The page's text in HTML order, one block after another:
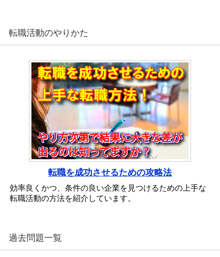
転職活動のやりかた
転職を成功させるための攻略法
効率良くかつ、条件の良い企業を見つけるための上手な
転職活動の方法を紹介しています。
過去問題一覧